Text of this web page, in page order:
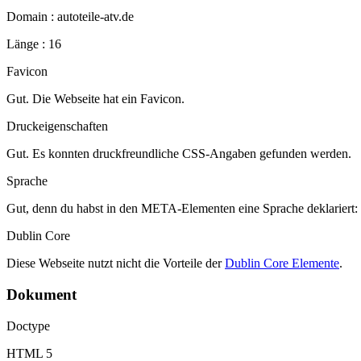
Domain : autoteile-atv.de
Länge : 16
Favicon
Gut. Die Webseite hat ein Favicon.
Druckeigenschaften
Gut. Es konnten druckfreundliche CSS-Angaben gefunden werden.
Sprache
Gut, denn du habst in den META-Elementen eine Sprache deklariert:
Dublin Core
Diese Webseite nutzt nicht die Vorteile derDublin Core Elemente.
Dokument
Doctype
HTML 5